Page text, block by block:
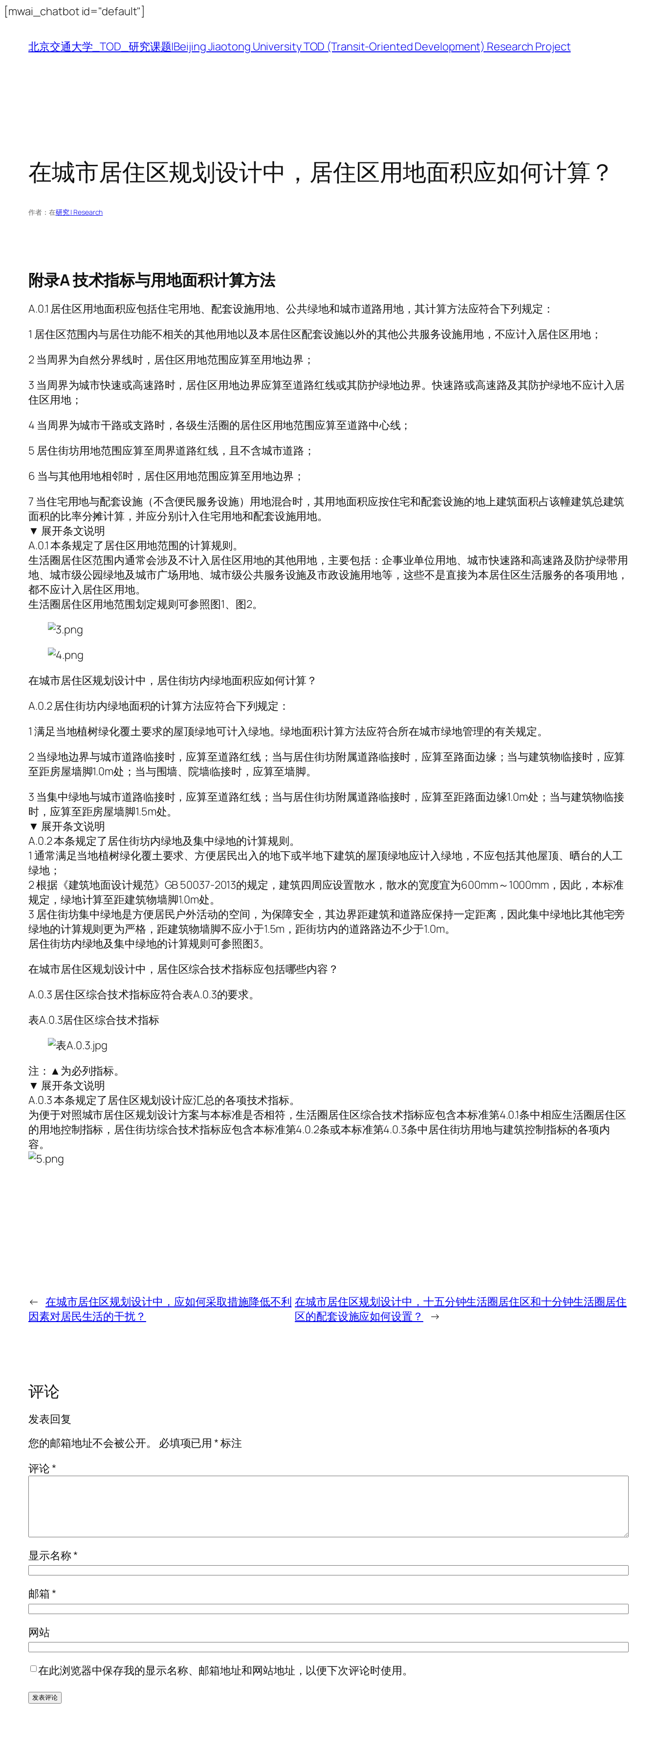
[mwai_chatbot id="default"]
内
容
北京交通大学_TOD_研究课题|Beijing Jiaotong University TOD (Transit-Oriented Development) Research Project
在城市居住区规划设计中，居住区用地面积应如何计算？
作者： 在研究 | Research
附录A 技术指标与用地面积计算方法
A.0.1 居住区用地面积应包括住宅用地、配套设施用地、公共绿地和城市道路用地，其计算方法应符合下列规定：
1 居住区范围内与居住功能不相关的其他用地以及本居住区配套设施以外的其他公共服务设施用地，不应计入居住区用地；
2 当周界为自然分界线时，居住区用地范围应算至用地边界；
3 当周界为城市快速或高速路时，居住区用地边界应算至道路红线或其防护绿地边界。快速路或高速路及其防护绿地不应计入居
住区用地；
4 当周界为城市干路或支路时，各级生活圈的居住区用地范围应算至道路中心线；
5 居住街坊用地范围应算至周界道路红线，且不含城市道路；
6 当与其他用地相邻时，居住区用地范围应算至用地边界；
7 当住宅用地与配套设施（不含便民服务设施）用地混合时，其用地面积应按住宅和配套设施的地上建筑面积占该幢建筑总建筑
面积的比率分摊计算，并应分别计入住宅用地和配套设施用地。
▼ 展开条文说明
A.0.1 本条规定了居住区用地范围的计算规则。
生活圈居住区范围内通常会涉及不计入居住区用地的其他用地，主要包括：企事业单位用地、城市快速路和高速路及防护绿带用
地、城市级公园绿地及城市广场用地、城市级公共服务设施及市政设施用地等，这些不是直接为本居住区生活服务的各项用地，
都不应计入居住区用地。
生活圈居住区用地范围划定规则可参照图1、图2。
在城市居住区规划设计中，居住街坊内绿地面积应如何计算？
A.0.2 居住街坊内绿地面积的计算方法应符合下列规定：
1 满足当地植树绿化覆土要求的屋顶绿地可计入绿地。绿地面积计算方法应符合所在城市绿地管理的有关规定。
2 当绿地边界与城市道路临接时，应算至道路红线；当与居住街坊附属道路临接时，应算至路面边缘；当与建筑物临接时，应算
至距房屋墙脚1.0m处；当与围墙、院墙临接时，应算至墙脚。
3 当集中绿地与城市道路临接时，应算至道路红线；当与居住街坊附属道路临接时，应算至距路面边缘1.0m处；当与建筑物临接
时，应算至距房屋墙脚1.5m处。
▼ 展开条文说明
A.0.2 本条规定了居住街坊内绿地及集中绿地的计算规则。
1 通常满足当地植树绿化覆土要求、方便居民出入的地下或半地下建筑的屋顶绿地应计入绿地，不应包括其他屋顶、晒台的人工
绿地；
2 根据《建筑地面设计规范》GB 50037-2013的规定，建筑四周应设置散水，散水的宽度宜为600mm～1000mm，因此，本标准
规定，绿地计算至距建筑物墙脚1.0m处。
3 居住街坊集中绿地是方便居民户外活动的空间，为保障安全，其边界距建筑和道路应保持一定距离，因此集中绿地比其他宅旁
绿地的计算规则更为严格，距建筑物墙脚不应小于1.5m，距街坊内的道路路边不少于1.0m。
居住街坊内绿地及集中绿地的计算规则可参照图3。
在城市居住区规划设计中，居住区综合技术指标应包括哪些内容？
A.0.3 居住区综合技术指标应符合表A.0.3的要求。
表A.0.3居住区综合技术指标
注：▲为必列指标。
▼ 展开条文说明
A.0.3 本条规定了居住区规划设计应汇总的各项技术指标。
为便于对照城市居住区规划设计方案与本标准是否相符，生活圈居住区综合技术指标应包含本标准第4.0.1条中相应生活圈居住区
的用地控制指标，居住街坊综合技术指标应包含本标准第4.0.2条或本标准第4.0.3条中居住街坊用地与建筑控制指标的各项内
容。
← 在城市居住区规划设计中，应如何采取措施降低不利
因素对居民生活的干扰？
在城市居住区规划设计中，十五分钟生活圈居住区和十分钟生活圈居住
区的配套设施应如何设置？
→
评论
发表回复
您的邮箱地址不会被公开。
必填项已用*标注
评论*
显示名称*
邮箱*
网站
在此浏览器中保存我的显示名称、邮箱地址和网站地址，以便下次评论时使用。